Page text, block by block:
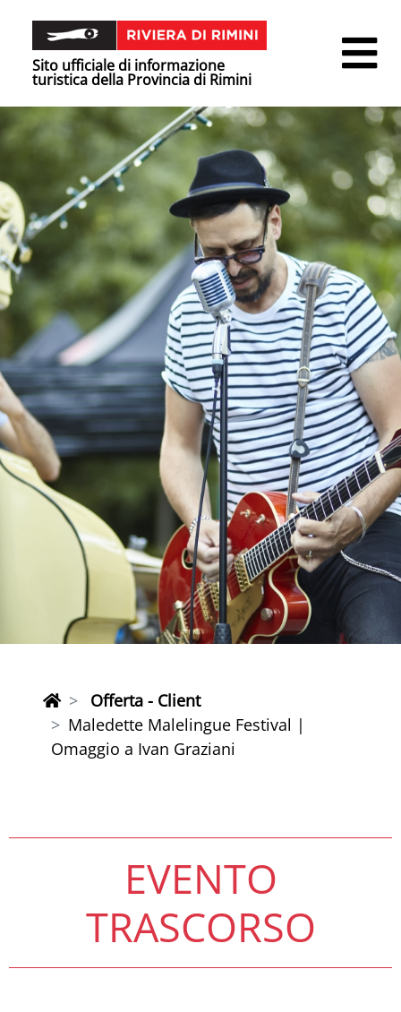
Sito ufficiale di informazione
turistica della Provincia di Rimini
Offerta - Client
Maledette Malelingue Festival |
Omaggio a Ivan Graziani
EVENTO
TRASCORSO